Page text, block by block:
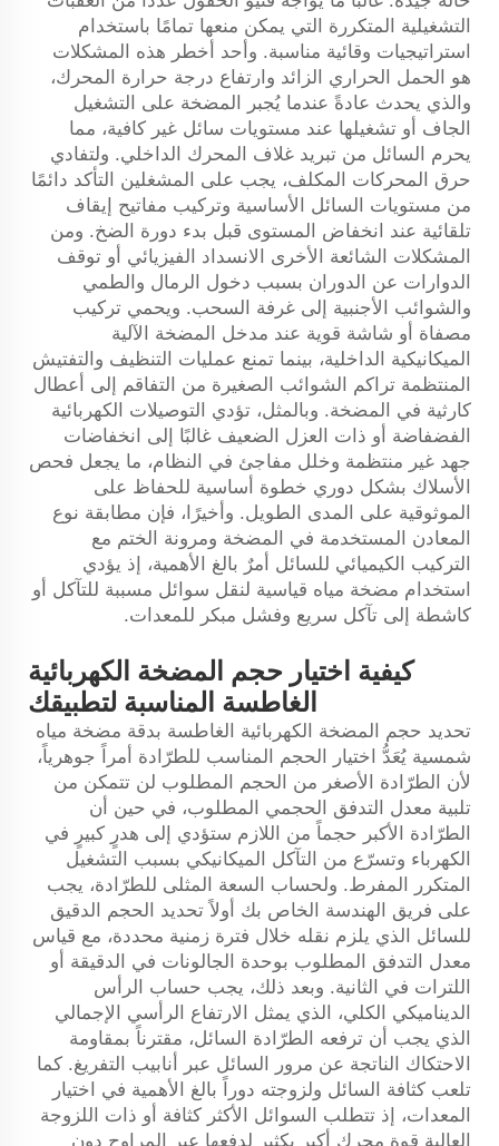
التشغيلية المتكررة التي يمكن منعها تمامًا باستخدام
استراتيجيات وقائية مناسبة. وأحد أخطر هذه المشكلات
هو الحمل الحراري الزائد وارتفاع درجة حرارة المحرك،
والذي يحدث عادةً عندما يُجبر المضخة على التشغيل
الجاف أو تشغيلها عند مستويات سائل غير كافية، مما
يحرم السائل من تبريد غلاف المحرك الداخلي. ولتفادي
حرق المحركات المكلف، يجب على المشغلين التأكد دائمًا
من مستويات السائل الأساسية وتركيب مفاتيح إيقاف
تلقائية عند انخفاض المستوى قبل بدء دورة الضخ. ومن
المشكلات الشائعة الأخرى الانسداد الفيزيائي أو توقف
الدوارات عن الدوران بسبب دخول الرمال والطمي
والشوائب الأجنبية إلى غرفة السحب. ويحمي تركيب
مصفاة أو شاشة قوية عند مدخل المضخة الآلية
الميكانيكية الداخلية، بينما تمنع عمليات التنظيف والتفتيش
المنتظمة تراكم الشوائب الصغيرة من التفاقم إلى أعطال
كارثية في المضخة. وبالمثل، تؤدي التوصيلات الكهربائية
الفضفاضة أو ذات العزل الضعيف غالبًا إلى انخفاضات
جهد غير منتظمة وخلل مفاجئ في النظام، ما يجعل فحص
الأسلاك بشكل دوري خطوة أساسية للحفاظ على
الموثوقية على المدى الطويل. وأخيرًا، فإن مطابقة نوع
المعادن المستخدمة في المضخة ومرونة الختم مع
التركيب الكيميائي للسائل أمرٌ بالغ الأهمية، إذ يؤدي
استخدام مضخة مياه قياسية لنقل سوائل مسببة للتآكل أو
كاشطة إلى تآكل سريع وفشل مبكر للمعدات.
كيفية اختيار حجم المضخة الكهربائية
الغاطسة المناسبة لتطبيقك
تحديد حجم المضخة الكهربائية الغاطسة بدقة مضخة مياه
شمسية يُعَدُّ اختيار الحجم المناسب للطرّادة أمراً جوهرياً،
لأن الطرّادة الأصغر من الحجم المطلوب لن تتمكن من
تلبية معدل التدفق الحجمي المطلوب، في حين أن
الطرّادة الأكبر حجماً من اللازم ستؤدي إلى هدرٍ كبيرٍ في
الكهرباء وتسرّع من التآكل الميكانيكي بسبب التشغيل
المتكرر المفرط. ولحساب السعة المثلى للطرّادة، يجب
على فريق الهندسة الخاص بك أولاً تحديد الحجم الدقيق
للسائل الذي يلزم نقله خلال فترة زمنية محددة، مع قياس
معدل التدفق المطلوب بوحدة الجالونات في الدقيقة أو
اللترات في الثانية. وبعد ذلك، يجب حساب الرأس
الديناميكي الكلي، الذي يمثل الارتفاع الرأسي الإجمالي
الذي يجب أن ترفعه الطرّادة السائل، مقترناً بمقاومة
الاحتكاك الناتجة عن مرور السائل عبر أنابيب التفريغ. كما
تلعب كثافة السائل ولزوجته دوراً بالغ الأهمية في اختيار
المعدات، إذ تتطلب السوائل الأكثر كثافة أو ذات اللزوجة
العالية قوة محرك أكبر بكثير لدفعها عبر المراوح دون